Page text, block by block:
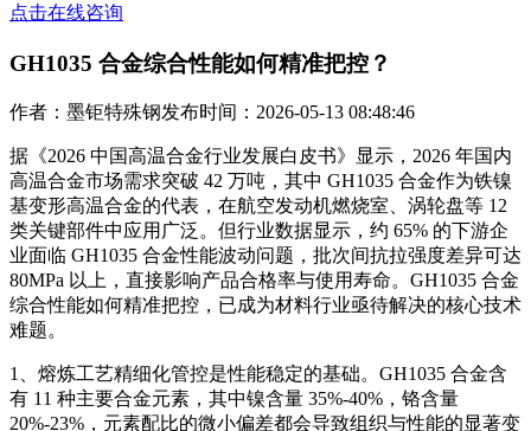
点击在线咨询
GH1035 合金综合性能如何精准把控？
作者：墨钜特殊钢发布时间：2026-05-13 08:48:46
据《2026 中国高温合金行业发展白皮书》显示，2026 年国内
高温合金市场需求突破 42 万吨，其中 GH1035 合金作为铁镍
基变形高温合金的代表，在航空发动机燃烧室、涡轮盘等 12
类关键部件中应用广泛。但行业数据显示，约 65% 的下游企
业面临 GH1035 合金性能波动问题，批次间抗拉强度差异可达
80MPa 以上，直接影响产品合格率与使用寿命。GH1035 合金
综合性能如何精准把控，已成为材料行业亟待解决的核心技术
难题。
1、熔炼工艺精细化管控是性能稳定的基础。GH1035 合金含
有 11 种主要合金元素，其中镍含量 35%-40%，铬含量
20%-23%，元素配比的微小偏差都会导致组织与性能的显著变